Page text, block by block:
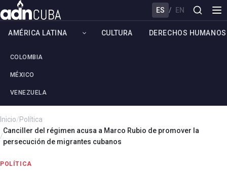
ES / EN
AMÉRICA LATINA
COLOMBIA
MÉXICO
VENEZUELA
CULTURA DERECHOS HUMANOS
Inicio/Política
/
Canciller del régimen acusa a Marco Rubio de promover la
persecución de migrantes cubanos
POLÍTICA